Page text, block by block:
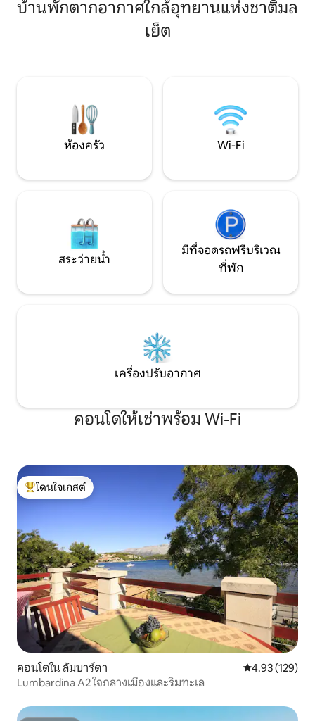
โดยเรา เราพยายามช่วยให้การเช็คอินและ
เช็คเอาท์ของคุณราบรื่นเสมอดังนั้นเราจึง
รอเควสของเราในท่าเรือ korcula ในวันเช็ค
ถึงชายหาดที่อยู่ห่า
บ้านพักตากอากาศใกล้อุทยานแห่งชาติมล
เย็ต
ห้องครัว Wi-Fi
สระว่ายน้ำ
มีที่จอดรถฟรีบริเวณ
ที่พัก
เครื่องปรับอากาศ
คอนโดให้เช่าพร้อม Wi-Fi
โดนใจเกสต์ที่สุด
โดนใจเกสต์
คอนโดใน ลัมบาร์ดา คะแนนเฉลี่ย
4.93 (129)
Lumbardina A2 ใจกลางเมืองและริมทะเล